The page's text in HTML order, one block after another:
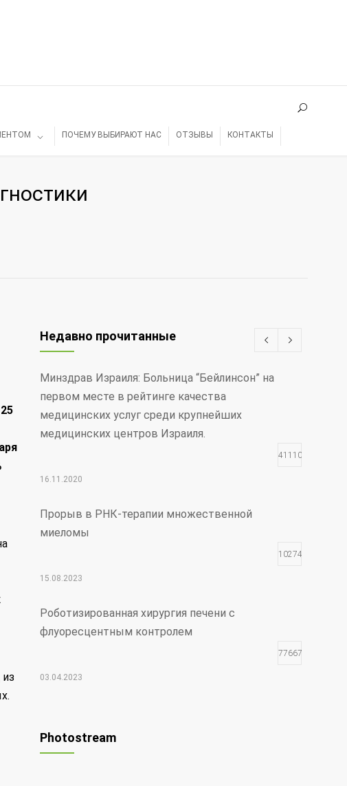
ПОЧЕМУ ВЫБИРАЮТ НАС ОТЗЫВЫ КОНТАКТЫ
Недавно прочитанные
Минздрав Израиля: Больница “Бейлинсон” на
первом месте в рейтинге качества
медицинских услуг среди крупнейших
медицинских центров Израиля.
411107
16.11.2020
Прорыв в РНК-терапии множественной
миеломы
102746
15.08.2023
Роботизированная хирургия печени с
флуоресцентным контролем
77667
03.04.2023
Photostream